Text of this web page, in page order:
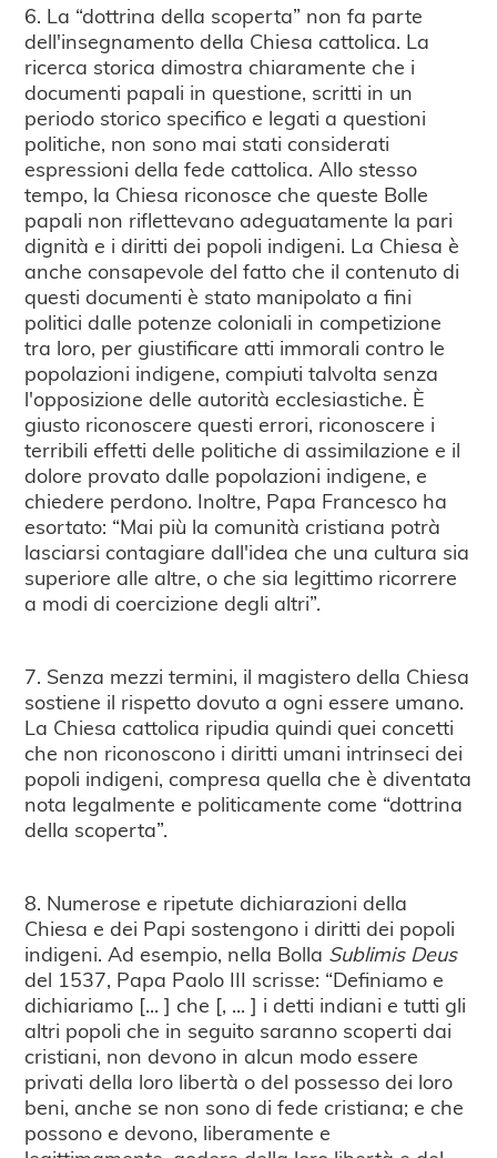
6. La “dottrina della scoperta” non fa parte
dell'insegnamento della Chiesa cattolica. La
ricerca storica dimostra chiaramente che i
documenti papali in questione, scritti in un
periodo storico specifico e legati a questioni
politiche, non sono mai stati considerati
espressioni della fede cattolica. Allo stesso
tempo, la Chiesa riconosce che queste Bolle
papali non riflettevano adeguatamente la pari
dignità e i diritti dei popoli indigeni. La Chiesa è
anche consapevole del fatto che il contenuto di
questi documenti è stato manipolato a fini
politici dalle potenze coloniali in competizione
tra loro, per giustificare atti immorali contro le
popolazioni indigene, compiuti talvolta senza
l'opposizione delle autorità ecclesiastiche. È
giusto riconoscere questi errori, riconoscere i
terribili effetti delle politiche di assimilazione e il
dolore provato dalle popolazioni indigene, e
chiedere perdono. Inoltre, Papa Francesco ha
esortato: “Mai più la comunità cristiana potrà
lasciarsi contagiare dall'idea che una cultura sia
superiore alle altre, o che sia legittimo ricorrere
a modi di coercizione degli altri”.
7. Senza mezzi termini, il magistero della Chiesa
sostiene il rispetto dovuto a ogni essere umano.
La Chiesa cattolica ripudia quindi quei concetti
che non riconoscono i diritti umani intrinseci dei
popoli indigeni, compresa quella che è diventata
nota legalmente e politicamente come “dottrina
della scoperta”.
8. Numerose e ripetute dichiarazioni della
Chiesa e dei Papi sostengono i diritti dei popoli
indigeni. Ad esempio, nella Bolla Sublimis Deus
del 1537, Papa Paolo III scrisse: “Definiamo e
dichiariamo [... ] che [, ... ] i detti indiani e tutti gli
altri popoli che in seguito saranno scoperti dai
cristiani, non devono in alcun modo essere
privati della loro libertà o del possesso dei loro
beni, anche se non sono di fede cristiana; e che
possono e devono, liberamente e